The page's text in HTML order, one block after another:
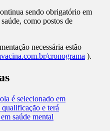
sendo obrigatório em
como postos de
necessária estão
cronograma ).